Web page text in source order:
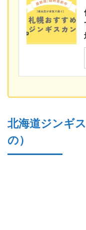
北海道ジンギ
の）